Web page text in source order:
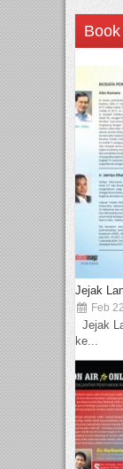
Book
Jejak
Feb
Jejak
ke...